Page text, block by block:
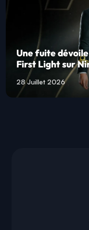
Une fuite
First Light sur
28 Juillet 2026